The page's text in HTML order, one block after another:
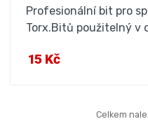
Profesionální bit pro
Torx.Bitů použitelný v
15 Kč
Celkem